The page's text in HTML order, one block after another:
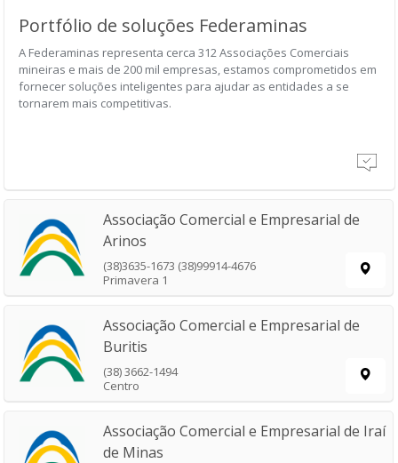
Portfólio de soluções Federaminas
A Federaminas representa cerca 312 Associações Comerciais
mineiras e mais de 200 mil empresas, estamos comprometidos em
fornecer soluções inteligentes para ajudar as entidades a se
tornarem mais competitivas.
Associação Comercial e Empresarial de
Arinos
(38)3635-1673 (38)99914-4676
Primavera 1
Associação Comercial e Empresarial de
Buritis
(38) 3662-1494
Centro
Associação Comercial e Empresarial de Iraí
de Minas